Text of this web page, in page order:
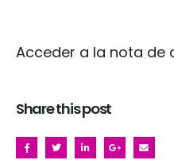
Acceder a la nota de
Share this post